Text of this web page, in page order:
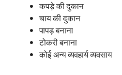
कपड़े की दुकान
चाय की दुकान
पापड़ बनाना
टोकरी बनाना
कोई अन्य व्यवहार्य व्यवसाय